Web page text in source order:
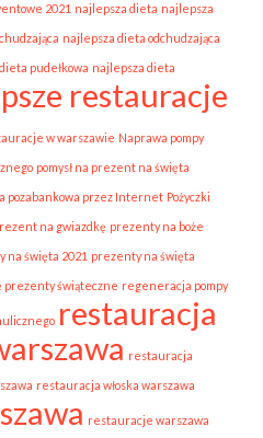
2021 najlepsza dieta najlepsza
najlepsza dieta odchudzająca
pudełkowa najlepsza dieta
restauracje
w warszawie Naprawa pompy
pomysł na prezent na święta
pozabankowa przez Internet Pożyczki
na gwiazdkę prezenty na boże
na święta 2021 prezenty na święta
prezenty świąteczne regeneracja pompy
restauracja
restauracja
restauracja włoska warszawa
restauracje warszawa